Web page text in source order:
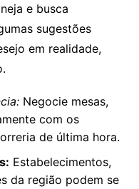
e busca
sugestões
em realidade,
Negocie mesas,
com os
de última hora.
Estabelecimentos,
da região podem se